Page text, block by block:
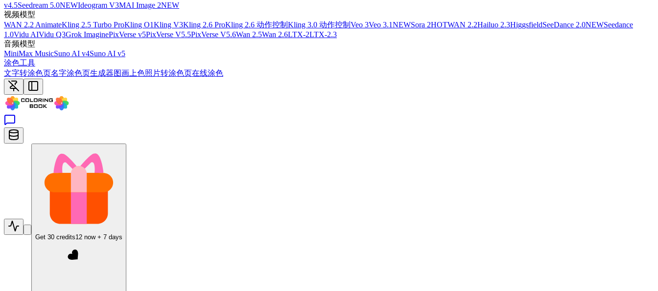
v4.5Seedream 5.0NEWIdeogram V3MAI Image 2NEW
视频模型
WAN 2.2 AnimateKling 2.5 Turbo ProKling O1Kling V3Kling 2.6 ProKling 2.6 动作控制 Kling 3.0 动作控制 Veo 3Veo 3.1NEWSora 2HOTWAN 2.2Hailuo 2.3HiggsfieldSeeDance 2.0NEWSeedance
1.0Vidu AIVidu Q3Grok ImaginePixVerse v5PixVerse V5.5PixVerse V5.6Wan 2.5Wan 2.6LTX-2LTX-2.3
音频模型
MiniMax MusicSuno AI v4Suno AI v5
涂色工具
文字转涂色页名字涂色页生成器图画上色照片转涂色页在线涂色
Get 30 credits12 now + 7 days